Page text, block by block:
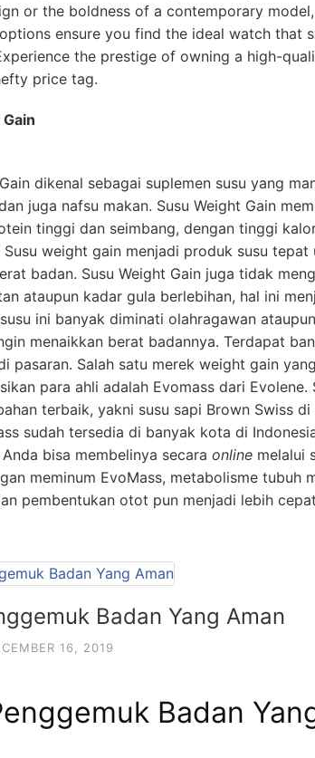
or the boldness of a contemporary
options ensure you find the ideal watch that
the prestige of owning a high-
price tag.
dikenal sebagai suplemen susu yang
juga nafsu makan. Susu Weight Gain
tinggi dan seimbang, dengan tinggi
weight gain menjadi produk susu tepat
badan. Susu Weight Gain juga tidak
ataupun kadar gula berlebihan, hal ini
ini banyak diminati olahragawan
menaikkan berat badannya. Terdapat
pasaran. Salah satu merek weight gain
para ahli adalah Evomass dari Evolene.
terbaik, yakni susu sapi Brown Swiss di
sudah tersedia di banyak kota di
bisa membelinya secara online melalui
meminum EvoMass, metabolisme tubuh
pembentukan otot pun menjadi lebih
Badan Yang Aman
16, 2019
Badan